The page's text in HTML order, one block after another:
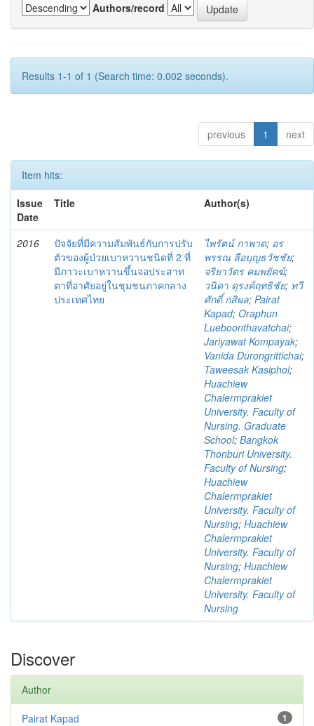
Authors/record
Results 1-1 of 1 (Search time: 0.002 seconds).
previous 1 next
Item hits:
Issue
Date
Title Author(s)
2016
ปัจจัยที่มีความสัมพันธ์กับการปรับ
ตัวของผู้ป่วยเบาหวานชนิดที่ 2 ที่
มีภาวะเบาหวานขึ้นจอประสาท
ตาที่อาศัยอยู่ในชุมชนภาคกลาง
ประเทศไทย
ไพรัตน์ กาพาด; อร
พรรณ ลือบุญธวัชชัย;
จริยาวัตร คมพยัคฆ์;
วนิดา ดุรงค์ฤทธิชัย; ทวี
ศักดิ์ กสิผล; Pairat
Kapad; Oraphun
Lueboonthavatchai;
Jariyawat Kompayak;
Vanida Durongrittichai;
Taweesak Kasiphol;
Huachiew
Chalermprakiet
University. Faculty of
Nursing. Graduate
School; Bangkok
Thonburi University.
Faculty of Nursing;
Huachiew
Chalermprakiet
University. Faculty of
Nursing; Huachiew
Chalermprakiet
University. Faculty of
Nursing; Huachiew
Chalermprakiet
University. Faculty of
Nursing
Discover
Author
1
Pairat Kapad